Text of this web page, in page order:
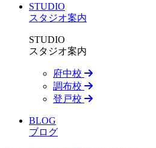
STUDIO
スタジオ案内
STUDIO
スタジオ案内
府中校
調布校
登戸校
BLOG
ブログ